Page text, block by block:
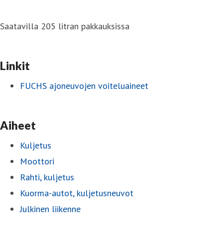
Saatavilla 205 litran pakkauksissa
Linkit
FUCHS ajoneuvojen voiteluaineet
Aiheet
Kuljetus
Moottori
Rahti, kuljetus
Kuorma-autot, kuljetusneuvot
Julkinen liikenne